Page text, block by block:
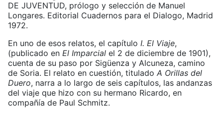
DE JUVENTUD, prólogo y selección de Manuel
Longares. Editorial Cuadernos para el Dialogo, Madrid
1972.
En uno de esos relatos, el capítulo I. El Viaje,
(publicado en El Imparcial el 2 de diciembre de 1901),
cuenta de su paso por Sigüenza y Alcuneza, camino
de Soria. El relato en cuestión, titulado A Orillas del
Duero, narra a lo largo de seis capítulos, las andanzas
del viaje que hizo con su hermano Ricardo, en
compañía de Paul Schmitz.